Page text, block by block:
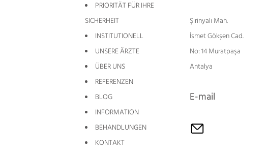
PRIORITÄT FÜR IHRE
SICHERHEIT
INSTITUTIONELL
UNSERE ÄRZTE
ÜBER UNS
REFERENZEN
BLOG
INFORMATION
BEHANDLUNGEN
KONTAKT
Şirinyalı Mah.
İsmet Gökşen Cad.
No: 14 Muratpaşa
Antalya
E-mail